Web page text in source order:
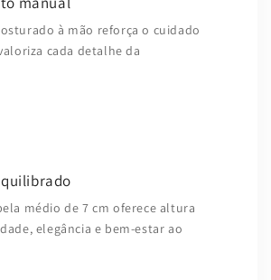
à mão reforça o cuidado
cada detalhe da
médio de 7 cm oferece altura
elegância e bem-estar ao